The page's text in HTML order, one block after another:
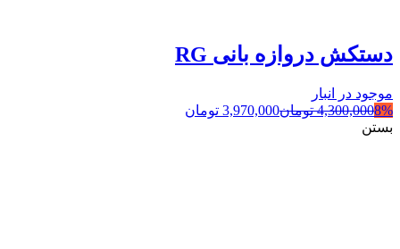
دستکش دروازه بانی RG
موجود در انبار
8%
4,300,000 تومان3,970,000 تومان
بستن